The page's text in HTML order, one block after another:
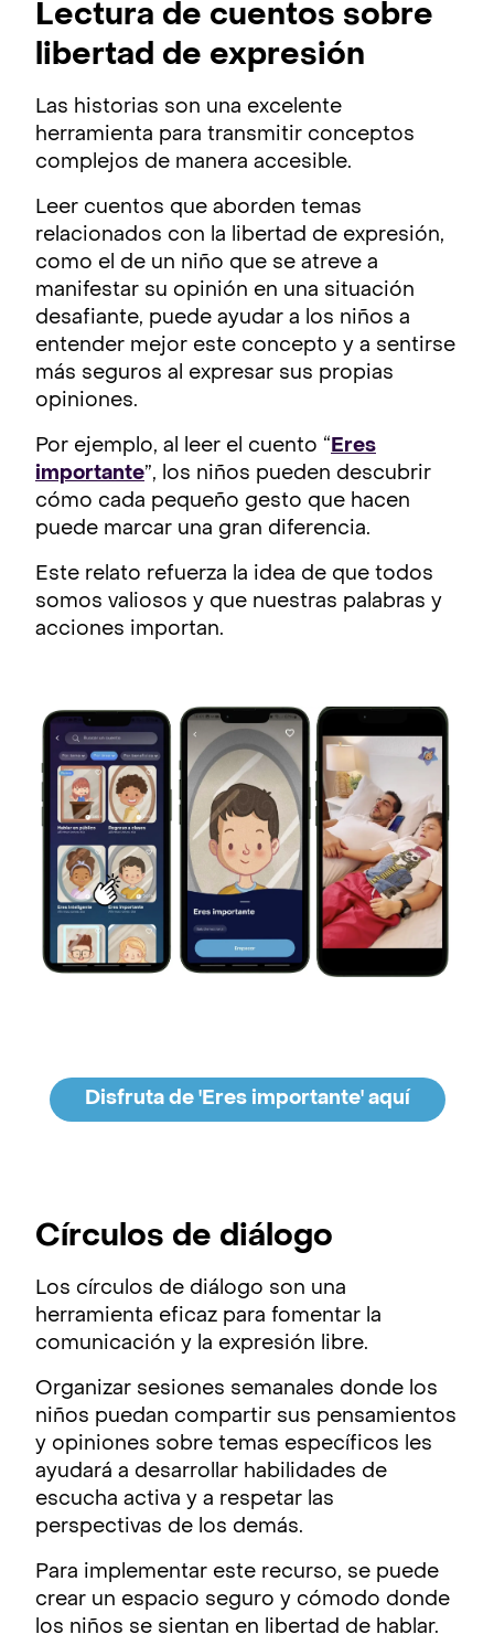
Lectura de cuentos sobre
libertad de expresión
Las historias son una excelente
herramienta para transmitir conceptos
complejos de manera accesible.
Leer cuentos que aborden temas
relacionados con la libertad de expresión,
como el de un niño que se atreve a
manifestar su opinión en una situación
desafiante, puede ayudar a los niños a
entender mejor este concepto y a sentirse
más seguros al expresar sus propias
opiniones.
Por ejemplo, al leer el cuento “ Eres
importante”, los niños pueden descubrir
cómo cada pequeño gesto que hacen
puede marcar una gran diferencia.
Este relato refuerza la idea de que todos
somos valiosos y que nuestras palabras y
acciones importan.
Disfruta de 'Eres importante' aquí
Círculos de diálogo
Los círculos de diálogo son una
herramienta eficaz para fomentar la
comunicación y la expresión libre.
Organizar sesiones semanales donde los
niños puedan compartir sus pensamientos
y opiniones sobre temas específicos les
ayudará a desarrollar habilidades de
escucha activa y a respetar las
perspectivas de los demás.
Para implementar este recurso, se puede
crear un espacio seguro y cómodo donde
los niños se sientan en libertad de hablar.